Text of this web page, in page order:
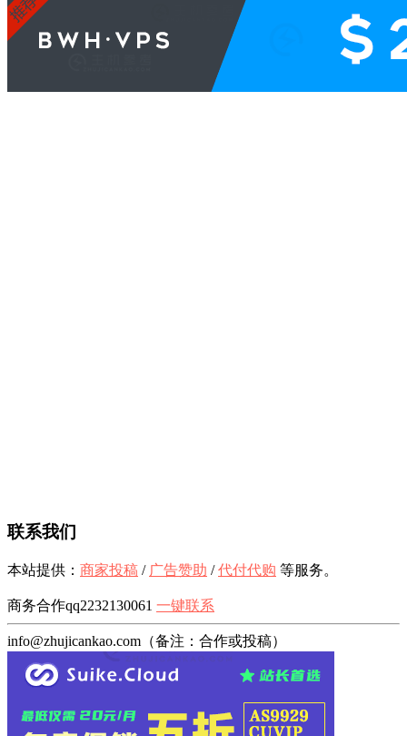
联系我们
本站提供： 商家投稿 / 广告赞助 /代付代购 等服务。
商务合作qq2232130061 一键联系
info@zhujicankao.com（备注：合作或投稿）